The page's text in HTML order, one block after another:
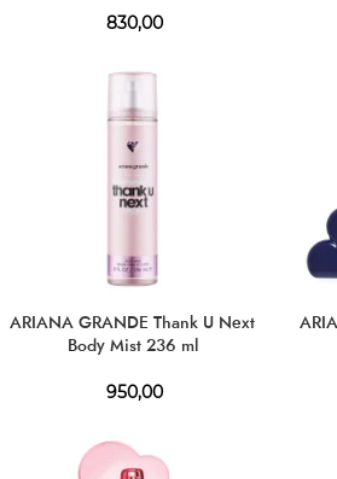
830,00
ARIANA GRANDE Thank U Next
Body Mist 236 ml
950,00